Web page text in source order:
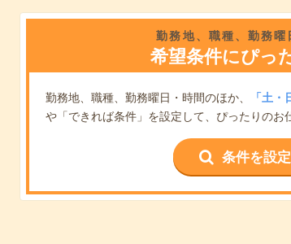
勤務地、職種、勤務
希望条件にぴっ
勤務地、職種、勤務曜日・時間のほか、 「土・
や「できれば条件」を設定して、ぴったりのお
条件を設